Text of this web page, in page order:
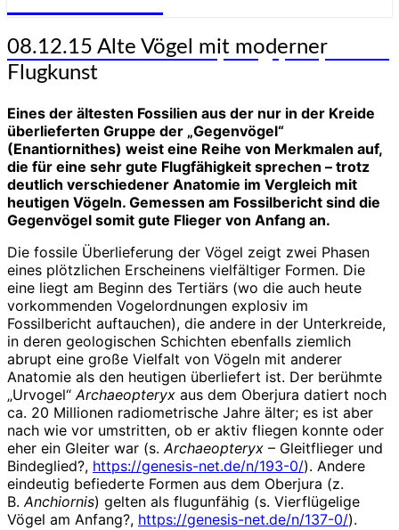
Wissenschaft aus Schöpfungsperspektive
08.12.15
Alte
Vögel
moderner
Flugkunst
08.12.15 Alte Vögel mit moderner
Flugkunst
Eines der ältesten Fossilien aus der nur in der Kreide
überlieferten Gruppe der „Gegenvögel“
(Enantiornithes) weist eine Reihe von Merkmalen auf,
die für eine sehr gute Flugfähigkeit sprechen – trotz
deutlich verschiedener Anatomie im Vergleich mit
heutigen Vögeln. Gemessen am Fossilbericht sind die
Gegenvögel somit gute Flieger von Anfang an.
Die fossile Überlieferung der Vögel zeigt zwei Phasen
eines plötzlichen Erscheinens vielfältiger Formen. Die
eine liegt am Beginn des Tertiärs (wo die auch heute
vorkommenden Vogelordnungen explosiv im
Fossilbericht auftauchen), die andere in der Unterkreide,
in deren geologischen Schichten ebenfalls ziemlich
abrupt eine große Vielfalt von Vögeln mit anderer
Anatomie als den heutigen überliefert ist. Der berühmte
„Urvogel“Archaeopteryx aus dem Oberjura datiert noch
ca. 20 Millionen radiometrische Jahre älter; es ist aber
nach wie vor umstritten, ob er aktiv fliegen konnte oder
eher ein Gleiter war (s.Archaeopteryx – Gleitflieger und
Bindeglied?, https://genesis-net.de/n/193-0/). Andere
eindeutig befiederte Formen aus dem Oberjura (z.
B.Anchiornis) gelten als flugunfähig (s. Vierflügelige
Vögel am Anfang?, https://genesis-net.de/n/137-0/).